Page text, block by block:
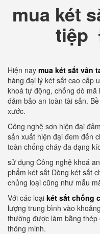
mua két
tiệp
Hiện nay mua két sắt vân
hàng đại lý két sắt cao cấp
khoá tự động, chống dò
đảm bảo an toàn tài sản.
xước.
Công nghệ sơn hiện đại
sản xuất hiện đại đem đến
toàn chống cháy đa dạng
sử dụng Công nghệ khoá
phẩm két sắt Dòng két sắt
chủng loại cũng như mẫu
Với các loại két sắt chống
lượng trung bình vào
thường được làm bằng
thông minh.